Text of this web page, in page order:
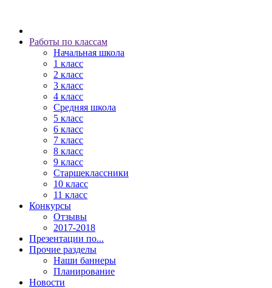
Работы по классам
Начальная школа
1 класс
2 класс
3 класс
4 класс
Средняя школа
5 класс
6 класс
7 класс
8 класс
9 класс
Старшеклассники
10 класс
11 класс
Конкурсы
Отзывы
2017-2018
Презентации по...
Прочие разделы
Наши баннеры
Планирование
Новости